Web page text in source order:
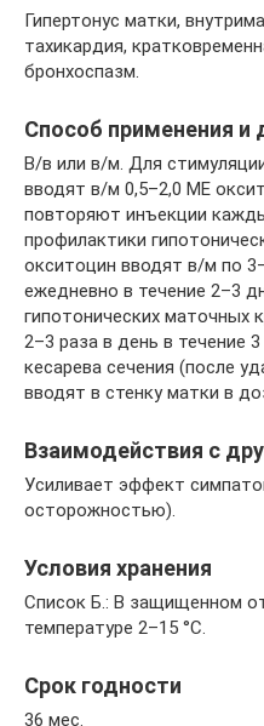
Гипертонус матки,
тахикардия,
бронхоспазм.
Способ применения и
В/в или в/м. Для
вводят в/м 0,5–2,0 ME
повторяют инъекции
профилактики
окситоцин вводят в/м по
ежедневно в течение 2–3
гипотонических маточных
2–3 раза в день в течение
кесарева сечения (после
вводят в стенку матки в
Взаимодействия с
Усиливает эффект
осторожностью).
Условия хранения
Список Б.: В защищенном
температуре 2–15 °C.
Срок годности
36 мес.